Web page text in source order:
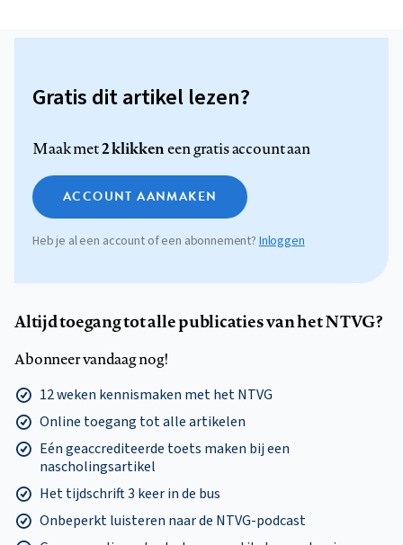
Gratis dit artikel lezen?
Maak met2 klikkeneen gratis account aan
ACCOUNT AANMAKEN
Heb je al een account of een abonnement? Inloggen
Altijd toegang tot alle publicaties van het NTVG?
Abonneer vandaag nog!
12 weken kennismaken met het NTVG
Online toegang tot alle artikelen
Eén geaccrediteerde toets maken bij een
nascholingsartikel
Het tijdschrift 3 keer in de bus
Onbeperkt luisteren naar de NTVG-podcast